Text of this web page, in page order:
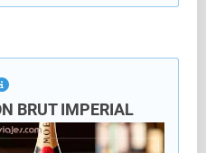
BRUT IMPERIAL